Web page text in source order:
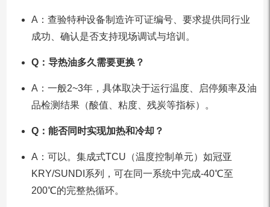
A：查验特种设备制造许可证编号、要求提供同行业
成功、确认是否支持现场调试与培训。
Q：导热油多久需要更换？
A：一般2~3年，具体取决于运行温度、启停频率及油
品检测结果（酸值、粘度、残炭等指标）。
Q：能否同时实现加热和冷却？
A：可以。集成式TCU（温度控制单元）如冠亚
KRY/SUNDI系列，可在同一系统中完成-40℃至
200℃的完整热循环。